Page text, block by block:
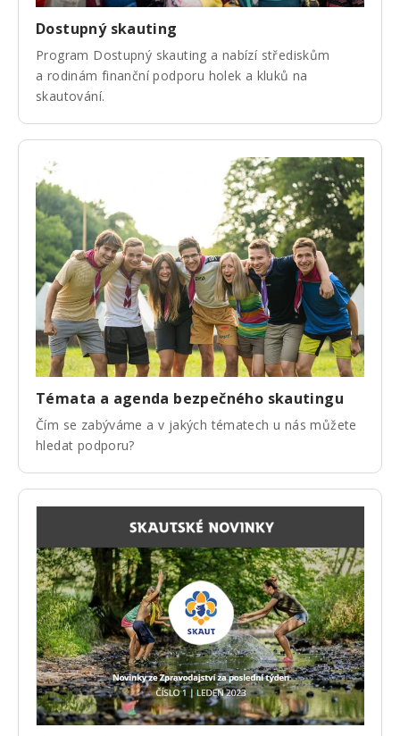
Dostupný skauting
Program Dostupný skauting a nabízí střediskům
a rodinám finanční podporu holek a kluků na
skautování.
Témata a agenda bezpečného skautingu
Čím se zabýváme a v jakých tématech u nás můžete
hledat podporu?